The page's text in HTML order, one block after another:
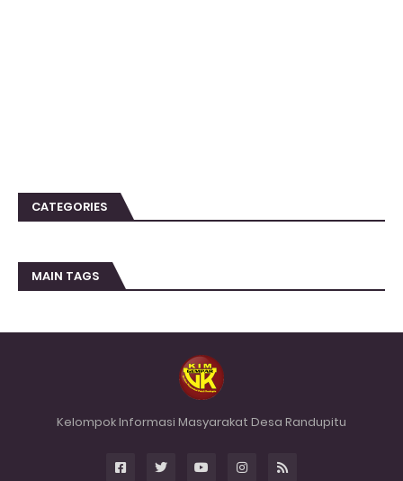
CATEGORIES
MAIN TAGS
Kelompok Informasi Masyarakat Desa Randupitu